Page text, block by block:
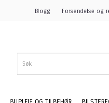
Blogg Forsendelse og